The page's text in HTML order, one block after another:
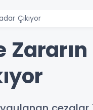
Çıkıyor